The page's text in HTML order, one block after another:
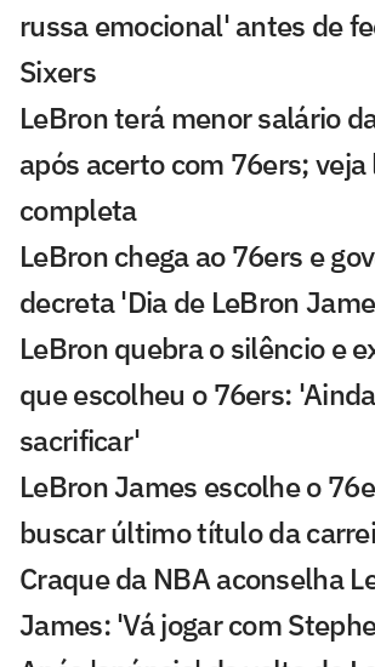
russa emocional' antes de
Sixers
LeBron terá menor salário
após acerto com 76ers;
completa
LeBron chega ao 76ers e
decreta 'Dia de LeBron
LeBron quebra o silêncio e
que escolheu o 76ers:
sacrificar'
LeBron James escolhe o
buscar último título da
Craque da NBA aconselha
James: 'Vá jogar com